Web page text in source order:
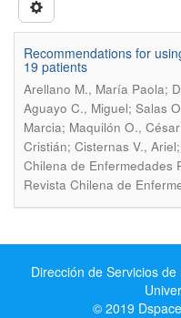
Recommendations for
19 patients
Arellano M., María Paola;
Aguayo C., Miguel; Salas
Marcia; Maquilón O.,
Cristián; Cisternas V.,
Chilena de Enfermedades
Revista Chilena de
Dirección de Servicios
© 2019